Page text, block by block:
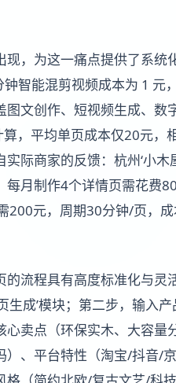
现，为这一痛点提供了系
智能混剪视频成本为 1 元
图文创作、短视频生成、
，平均单页成本仅20元
实际商家的反馈：杭州‘小
每月制作4个详情页需花费
200元，周期30分钟/页，
的流程具有高度标准化与
生成’模块；第二步，输入
心卖点（环保实木、大容
）、平台特性（淘宝/抖音/